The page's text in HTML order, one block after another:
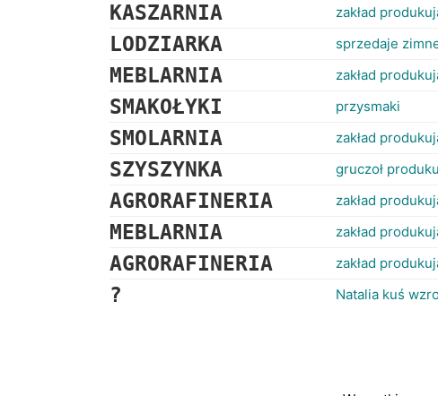
KASZARNIA zakład
LODZIARKA sprzedaje
MEBLARNIA zakład
SMAKOŁYKI przysmaki
SMOLARNIA zakład
SZYSZYNKA gruczoł
AGRORAFINERIA zakład
MEBLARNIA zakład
AGRORAFINERIA zakład
? Natalia kuś